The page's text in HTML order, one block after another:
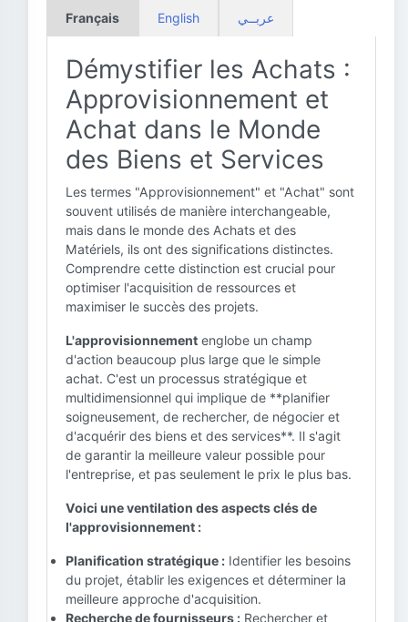
Français English عربــي
Démystifier les Achats :
Approvisionnement et
Achat dans le Monde
des Biens et Services
Les termes "Approvisionnement" et "Achat" sont
souvent utilisés de manière interchangeable,
mais dans le monde des Achats et des
Matériels, ils ont des significations distinctes.
Comprendre cette distinction est crucial pour
optimiser l'acquisition de ressources et
maximiser le succès des projets.
L'approvisionnement englobe un champ
d'action beaucoup plus large que le simple
achat. C'est un processus stratégique et
multidimensionnel qui implique de **planifier
soigneusement, de rechercher, de négocier et
d'acquérir des biens et des services**. Il s'agit
de garantir la meilleure valeur possible pour
l'entreprise, et pas seulement le prix le plus bas.
Voici une ventilation des aspects clés de
l'approvisionnement :
Planification stratégique : Identifier les besoins
du projet, établir les exigences et déterminer la
meilleure approche d'acquisition.
Recherche de fournisseurs : Rechercher et